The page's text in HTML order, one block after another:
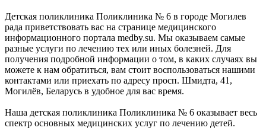
Детская поликлиника Поликлиника № 6 в городе Могилев
рада приветствовать вас на странице медицинского
информационного портала medby.su. Мы оказываем самые
разные услуги по лечению тех или иных болезней. Для
получения подробной информации о том, в каких случаях вы
можете к нам обратиться, вам стоит воспользоваться нашими
контактами или приехать по адресу просп. Шмидта, 41,
Могилёв, Беларусь в удобное для вас время.
Наша детская поликлиника Поликлиника № 6 оказывает весь
спектр основных медицинских услуг по лечению детей.